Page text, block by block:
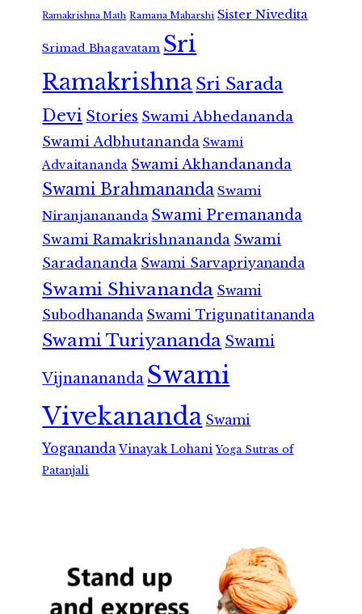
Ramakrishna Math Ramana Maharshi Sister Nivedita
Srimad Bhagavatam Sri
RamakrishnaSri Sarada
Devi Stories Swami Abhedananda
Swami Adbhutananda Swami
Advaitananda Swami Akhandananda
Swami Brahmananda Swami
Niranjanananda Swami Premananda
Swami Ramakrishnananda Swami
Saradananda Swami Sarvapriyananda
Swami Shivananda Swami
Subodhananda Swami Trigunatitananda
Swami Turiyananda Swami
Vijnanananda Swami
Vivekananda Swami
Yogananda Vinayak Lohani Yoga Sutras of
Patanjali